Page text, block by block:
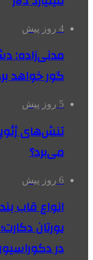
4 روز پیش
مدنی‌زاده:
گور خواهد
5 روز پیش
تنش‌های
می‌برد؟
6 روز پیش
انواع قاب
یورتان
در